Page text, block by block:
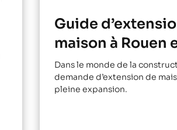
Guide
maison à Rouen
Dans le monde de la
demande d’extension de
pleine expansion.